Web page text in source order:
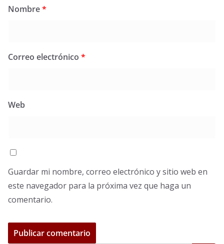
Nombre*
Correo electrónico *
Web
Guardar mi nombre, correo electrónico y sitio web en
este navegador para la próxima vez que haga un
comentario.